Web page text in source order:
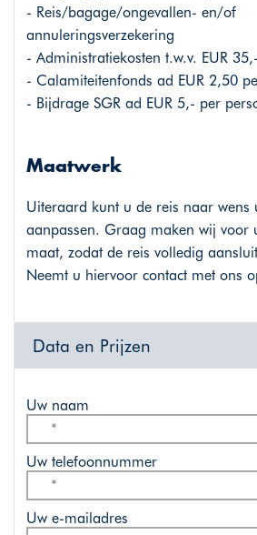
- Reis/bagage/ongevallen- en/of
annuleringsverzekering
- Administratiekosten t.w.v. EUR
- Calamiteitenfonds ad EUR 2,50
- Bijdrage SGR ad EUR 5,- per
Maatwerk
Uiteraard kunt u de reis naar wens
aanpassen. Graag maken wij voor
maat, zodat de reis volledig
Neemt u hiervoor contact met ons
Data en Prijzen
Uw naam
Uw telefoonnummer
Uw e-mailadres